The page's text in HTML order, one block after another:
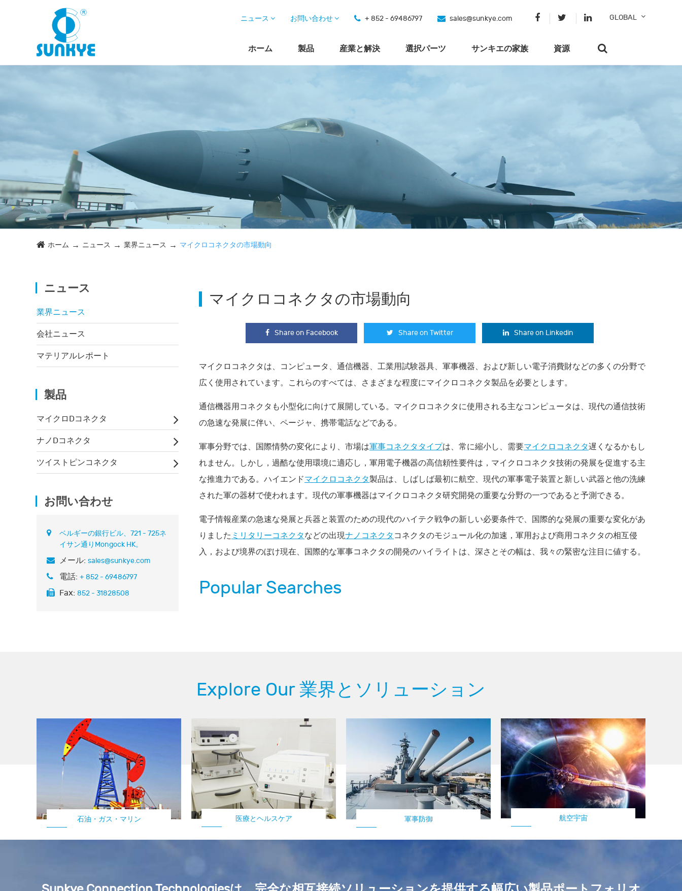
ニュース お問い合わせ + 852 - 69486797 sales@sunkye.com GLOBAL
ホーム 製品 産業と解決 選択パーツ サンキエの家族 資源
ホーム ニュース 業界ニュース マイクロコネクタの市場動向
ニュース
業界ニュース
会社ニュース
マテリアルレポート
製品
マイクロDコネクタ
ナノDコネクタ
ツイストピンコネクタ
お問い合わせ
ベルギーの銀行ビル、721 - 725ネ
イサン通りMongock HK。
メール: sales@sunkye.com
電話: + 852 - 69486797
Fax: 852 - 31828508
マイクロコネクタの市場動向
Share on Facebook Share on Twitter Share on Linkedin
マイクロコネクタは、コンピュータ、通信機器、工業用試験器具、軍事機器、および新しい電子消費財などの多くの分野で
広く使用されています。これらのすべては、さまざまな程度にマイクロコネクタ製品を必要とします。
通信機器用コネクタも小型化に向けて展開している。マイクロコネクタに使用される主なコンピュータは、現代の通信技術
の急速な発展に伴い、ページャ、携帯電話などである。
軍事分野では、国際情勢の変化により、市場は軍事コネクタタイプは、常に縮小し、需要マイクロコネクタ遅くなるかもし
れません。しかし，過酷な使用環境に適応し，軍用電子機器の高信頼性要件は，マイクロコネクタ技術の発展を促進する主
な推進力である。ハイエンドマイクロコネクタ製品は、しばしば最初に航空、現代の軍事電子装置と新しい武器と他の洗練
された軍の器材で使われます。現代の軍事機器はマイクロコネクタ研究開発の重要な分野の一つであると予測できる。
電子情報産業の急速な発展と兵器と装置のための現代のハイテク戦争の新しい必要条件で、国際的な発展の重要な変化があ
りました ミリタリーコネクタなどの出現ナノコネクタ コネクタのモジュール化の加速，軍用および商用コネクタの相互侵
入，および境界のぼけ現在、国際的な軍事コネクタの開発のハイライトは、深さとその幅は、我々の緊密な注目に値する。
Popular Searches
Explore Our 業界とソリューション
石油・ガス・マリン 医療とヘルスケア 軍事防御
自動車 航空宇宙